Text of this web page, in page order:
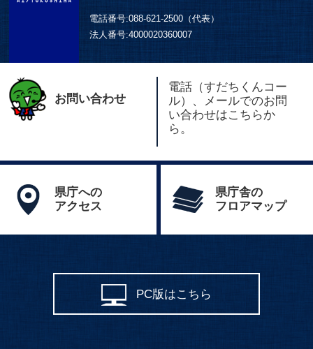
電話番号:088-621-2500（代表）
法人番号:4000020360007
お問い合わせ
電話（すだちくんコー
ル）、メールでのお問
い合わせはこちらか
ら。
県庁への
アクセス
県庁舎の
フロアマップ
PC版はこちら